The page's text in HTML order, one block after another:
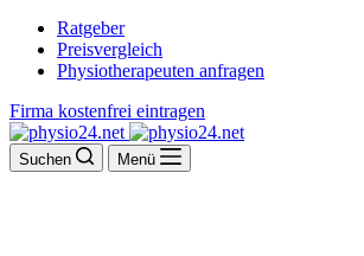
Ratgeber
Preisvergleich
Physiotherapeuten anfragen
Firma kostenfrei eintragen
Suchen Menü